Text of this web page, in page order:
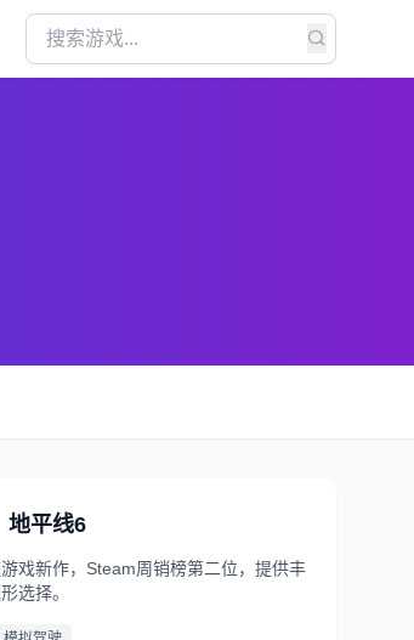
地平线6
戏新作，Steam周销榜第二位，提供丰
选择。